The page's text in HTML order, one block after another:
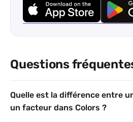
Questions
Quelle est la différence entre
un facteur dans Colors ?